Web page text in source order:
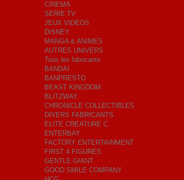
CINEMA
SERIE TV
JEUX VIDEOS
DISNEY
MANGA & ANIMES
AUTRES UNIVERS
Tous les fabricants
BANDAI
BANPRESTO
BEAST KINGDOM
BLITZWAY
CHRONICLE COLLECTIBLES
DIVERS FABRICANTS
ELITE CREATURE C.
ENTERBAY
FACTORY ENTERTAINMENT
FIRST 4 FIGURES
GENTLE GIANT
GOOD SMILE COMPANY